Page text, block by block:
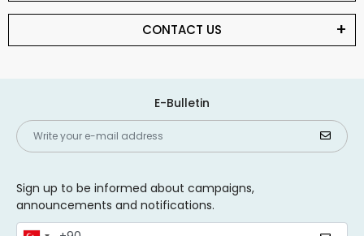
CONTACT US
E-Bulletin
Sign up to be informed about campaigns,
announcements and notifications.